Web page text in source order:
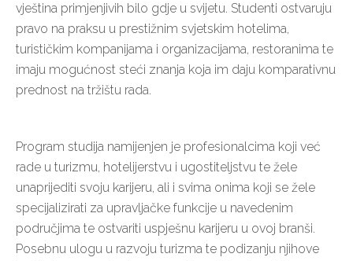
vještina primjenjivih bilo gdje u svijetu. Studenti ostvaruju
pravo na praksu u prestižnim svjetskim hotelima,
turističkim kompanijama i organizacijama, restoranima te
imaju mogućnost steći znanja koja im daju komparativnu
prednost na tržištu rada.
Program studija namijenjen je profesionalcima koji već
rade u turizmu, hotelijerstvu i ugostiteljstvu te žele
unaprijediti svoju karijeru, ali i svima onima koji se žele
specijalizirati za upravljačke funkcije u navedenim
područjima te ostvariti uspješnu karijeru u ovoj branši.
Posebnu ulogu u razvoju turizma te podizanju njihove